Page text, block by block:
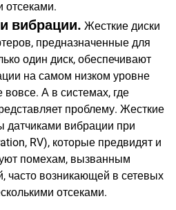
отсеками.
вибрации. Жесткие диски
предназначенные для
один диск, обеспечивают
на самом низком уровне
А в системах, где
проблему. Жесткие
датчиками вибрации при
RV), которые предвидят и
помехам, вызванным
часто возникающей в сетевых
отсеками.